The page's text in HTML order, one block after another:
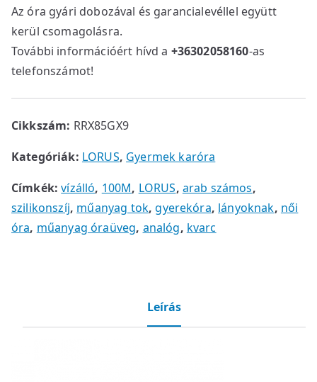
Az óra gyári dobozával és garancialevéllel együtt
kerül csomagolásra.
További információért hívd a +36302058160-as
telefonszámot!
Cikkszám: RRX85GX9
Kategóriák: LORUS, Gyermek karóra
Címkék:vízálló, 100M, LORUS, arab számos,
szilikonszíj, műanyag tok,gyerekóra, lányoknak, női
óra, műanyag óraüveg, analóg, kvarc
Leírás